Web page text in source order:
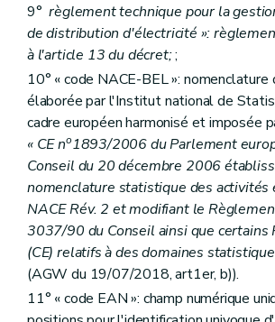
9°règlement technique pour la
de distribution d'électricité »:
à l'article 13 du décret;;
10° « code NACE-BEL »:
élaborée par l'Institut national de
cadre européen harmonisé et imposée
« CE no1893/2006 du Parlement
Conseil du 20 décembre 2006
nomenclature statistique des activités
NACE Rév. 2 et modifiant le
3037/90 du Conseil ainsi que certains
(CE) relatifs à des domaines
(AGW du 19/07/2018, art1er, b)).
11° « code EAN »: champ numérique